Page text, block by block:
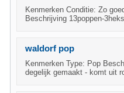
Kenmerken Conditie: Zo
Beschrijving 13poppen-
waldorf pop
Kenmerken Type: Pop
degelijk gemaakt - komt uit